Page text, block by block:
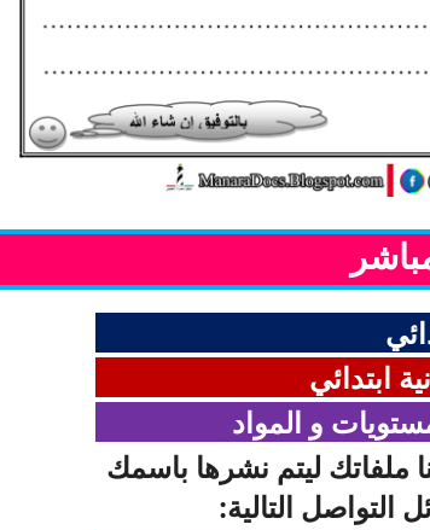
ابتدائي
و المواد
ملفاتك ليتم نشرها باسمك
التواصل التالية: